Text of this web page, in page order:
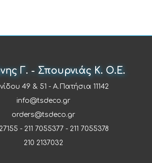
Γ. - Σπουρνιάς Κ. Ο.Ε.
49 & 51 - Α.Πατήσια 11142
info@tsdeco.gr
orders@tsdeco.gr
- 211 7055377- 211 7055378
210 2137032